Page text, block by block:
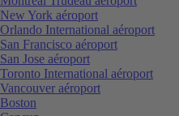
New York aéroport
Orlando International aéroport
San Francisco aéroport
San Jose aéroport
Toronto International aéroport
Vancouver aéroport
Boston